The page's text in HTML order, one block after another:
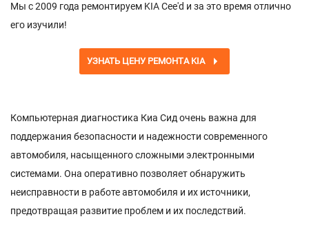
Мы с 2009 года ремонтируем KIA Cee'd и за это время отлично
его изучили!
УЗНАТЬ ЦЕНУ РЕМОНТА KIA
Компьютерная диагностика Киа Сид очень важна для
поддержания безопасности и надежности современного
автомобиля, насыщенного сложными электронными
системами. Она оперативно позволяет обнаружить
неисправности в работе автомобиля и их источники,
предотвращая развитие проблем и их последствий.